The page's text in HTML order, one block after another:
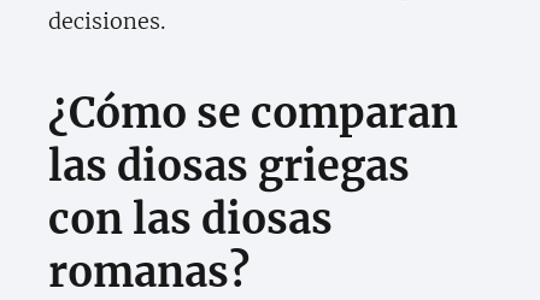
decisiones.
¿Cómo se comparan
las diosas griegas
con las diosas
romanas?